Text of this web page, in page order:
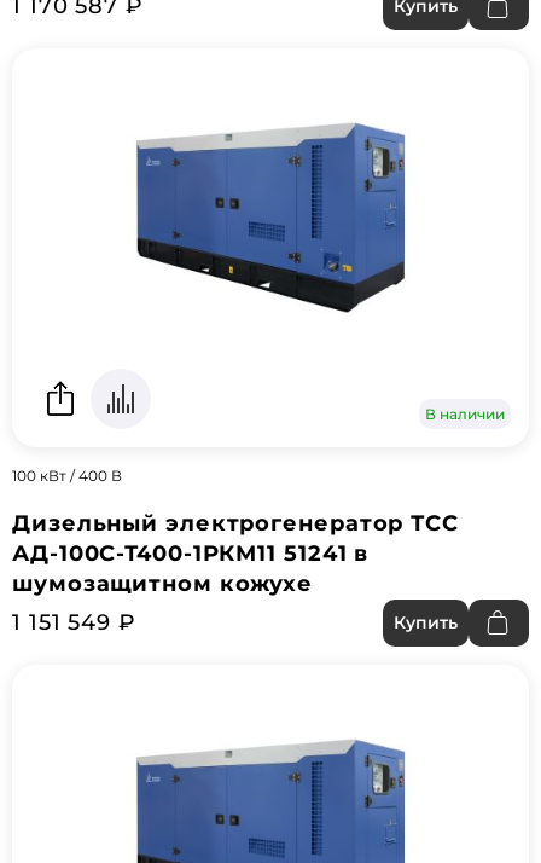
1 170 587 ₽
Купить
В наличии
100 кВт / 400 В
Дизельный электрогенератор ТСС
АД-100С-Т400-1РКМ11 51241 в
шумозащитном кожухе
1 151 549 ₽
Купить